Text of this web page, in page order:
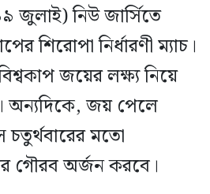
জুলাই) নিউ জার্সিতে
শিরোপা নির্ধারণী ম্যাচ।
জয়ের লক্ষ্য নিয়ে
অন্যদিকে, জয় পেলে
চতুর্থবারের মতো
গৌরব অর্জন করবে।